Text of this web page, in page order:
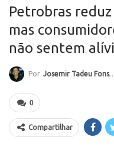
Petrobras
mas
não sentem
Por Josemir Tadeu Fonseca
0
Compartilhar